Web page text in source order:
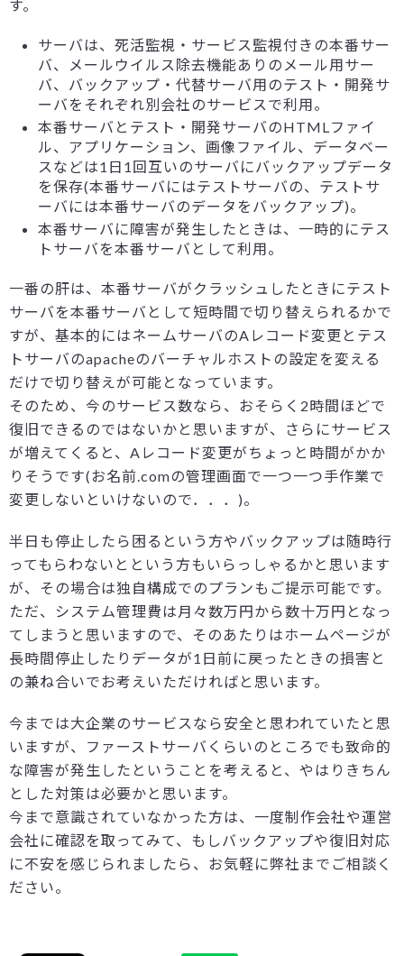
す。
サーバは、死活監視・サービス監視付きの本番サー
バ、メールウイルス除去機能ありのメール用サー
バ、バックアップ・代替サーバ用のテスト・開発サ
ーバをそれぞれ別会社のサービスで利用。
本番サーバとテスト・開発サーバのHTMLファイ
ル、アプリケーション、画像ファイル、データベー
スなどは1日1回互いのサーバにバックアップデータ
を保存(本番サーバにはテストサーバの、テストサ
ーバには本番サーバのデータをバックアップ)。
本番サーバに障害が発生したときは、一時的にテス
トサーバを本番サーバとして利用。
一番の肝は、本番サーバがクラッシュしたときにテスト
サーバを本番サーバとして短時間で切り替えられるかで
すが、基本的にはネームサーバのAレコード変更とテス
トサーバのapacheのバーチャルホストの設定を変える
だけで切り替えが可能となっています。
そのため、今のサービス数なら、おそらく2時間ほどで
復旧できるのではないかと思いますが、さらにサービス
が増えてくると、Aレコード変更がちょっと時間がかか
りそうです(お名前.comの管理画面で一つ一つ手作業で
変更しないといけないので．．．)。
半日も停止したら困るという方やバックアップは随時行
ってもらわないとという方もいらっしゃるかと思います
が、その場合は独自構成でのプランもご提示可能です。
ただ、システム管理費は月々数万円から数十万円となっ
てしまうと思いますので、そのあたりはホームページが
長時間停止したりデータが1日前に戻ったときの損害と
の兼ね合いでお考えいただければと思います。
今までは大企業のサービスなら安全と思われていたと思
いますが、ファーストサーバくらいのところでも致命的
な障害が発生したということを考えると、やはりきちん
とした対策は必要かと思います。
今まで意識されていなかった方は、一度制作会社や運営
会社に確認を取ってみて、もしバックアップや復旧対応
に不安を感じられましたら、お気軽に弊社までご相談く
ださい。